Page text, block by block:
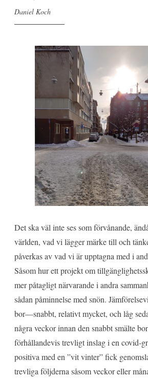
Daniel Koch
Det ska väl inte ses som förvånande,
världen, vad vi lägger märke till och
påverkas av vad vi är upptagna med i
Såsom hur ett projekt om
mer påtagligt närvarande i andra
sådan påminnelse med snön.
bor—snabbt, relativt mycket, och låg
några veckor innan den snabbt smälte
förhållandevis trevligt inslag i en covid-
positiva med en ”vit vinter” fick
trevliga följderna såsom veckor eller